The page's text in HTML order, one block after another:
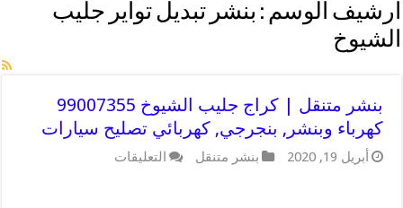
أرشيف الوسم : بنشر تبديل تواير جليب
الشيوخ
بنشر متنقل | كراج جليب الشيوخ 99007355
كهرباء وبنشر, بنجرجي, كهربائي تصليح سيارات
أبريل 19, 2020 بنشر متنقل التعليقات